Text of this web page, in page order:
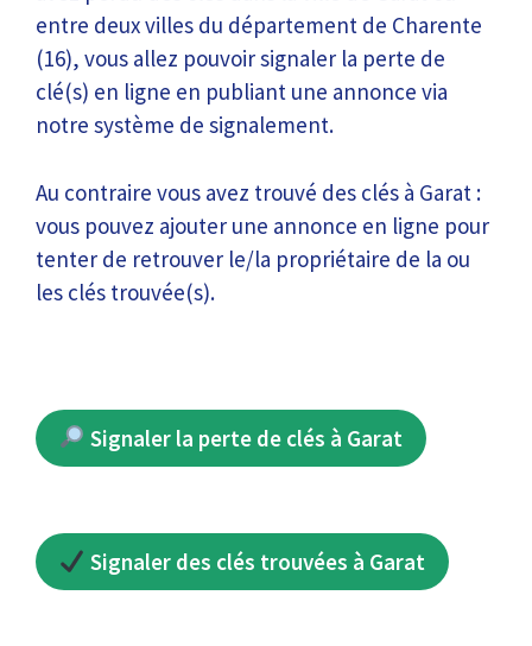
entre deux villes du département de Charente
(16), vous allez pouvoir signaler la perte de
clé(s) en ligne en publiant une annonce via
notre système de signalement.
Au contraire vous avez trouvé des clés à Garat :
vous pouvez ajouter une annonce en ligne pour
tenter de retrouver le/la propriétaire de la ou
les clés trouvée(s).
Signaler la perte de clés à Garat
Signaler des clés trouvées à Garat